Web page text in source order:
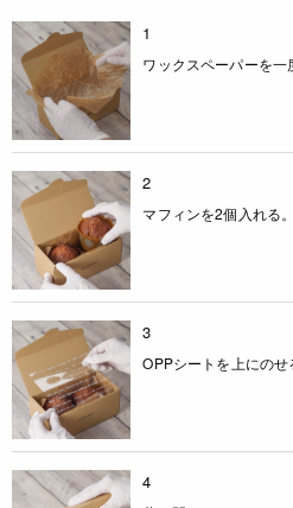
1
ワックスペーパーを一
2
マフィンを2個入れる。
3
OPPシートを上にのせ
4